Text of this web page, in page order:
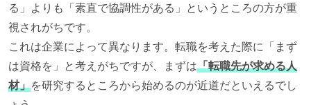
る」よりも「素直で協調性がある」というところの方が重
視されがちです。
これは企業によって異なります。転職を考えた際に「まず
は資格を」と考えがちですが、まずは「転職先が求める人
材」を研究するところから始めるのが近道だといえるでし